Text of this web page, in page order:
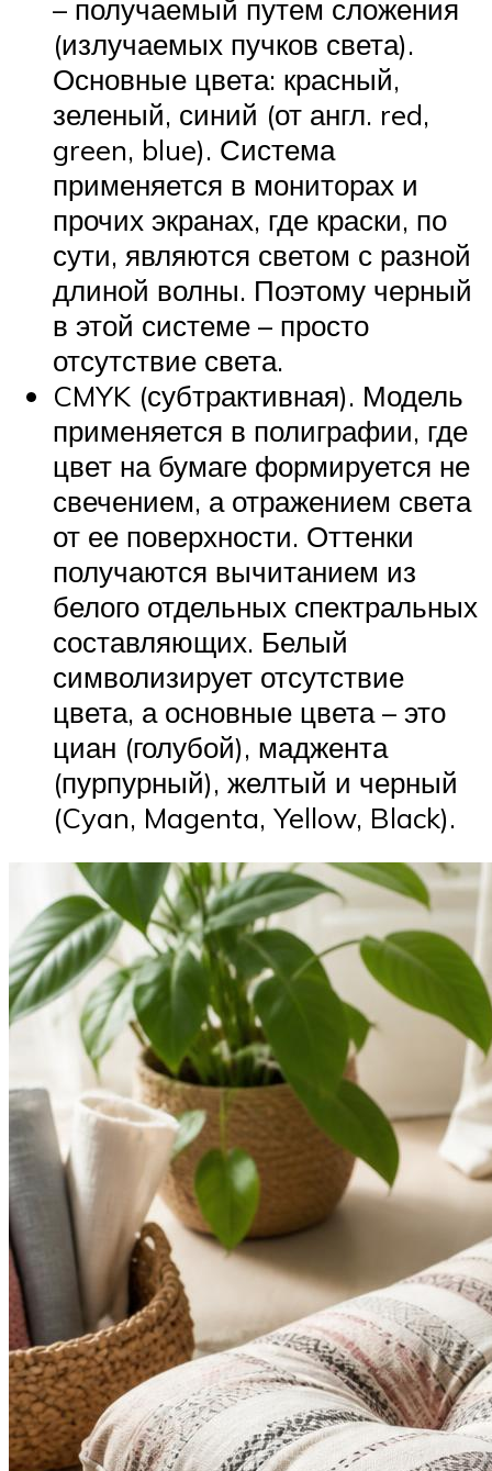
– получаемый путем сложения
(излучаемых пучков света).
Основные цвета: красный,
зеленый, синий (от англ. red,
green, blue). Система
применяется в мониторах и
прочих экранах, где краски, по
сути, являются светом с разной
длиной волны. Поэтому черный
в этой системе – просто
отсутствие света.
CMYK (субтрактивная). Модель
применяется в полиграфии, где
цвет на бумаге формируется не
свечением, а отражением света
от ее поверхности. Оттенки
получаются вычитанием из
белого отдельных спектральных
составляющих. Белый
символизирует отсутствие
цвета, а основные цвета – это
циан (голубой), маджента
(пурпурный), желтый и черный
(Cyan, Magenta, Yellow, Black).